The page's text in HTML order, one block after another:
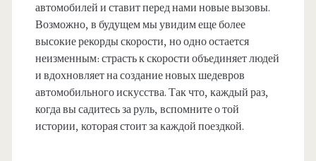
автомобилей и ставит перед нами новые вызовы.
Возможно, в будущем мы увидим еще более
высокие рекорды скорости, но одно остается
неизменным: страсть к скорости объединяет людей
и вдохновляет на создание новых шедевров
автомобильного искусства. Так что, каждый раз,
когда вы садитесь за руль, вспомните о той
истории, которая стоит за каждой поездкой.